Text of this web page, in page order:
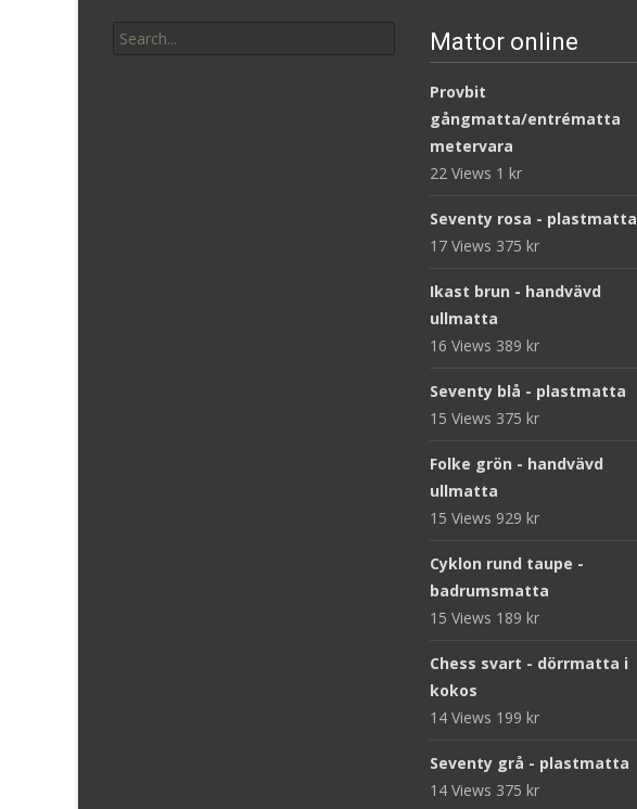
for:
Mattor online
Provbit
gångmatta/entrématta
metervara
22 Views 1 kr
Seventy rosa - plastmatta
17 Views 375 kr
Ikast brun - handvävd
ullmatta
16 Views 389 kr
Seventy blå - plastmatta
15 Views 375 kr
Folke grön - handvävd
ullmatta
15 Views 929 kr
Cyklon rund taupe -
badrumsmatta
15 Views 189 kr
Chess svart - dörrmatta i
kokos
14 Views 199 kr
Seventy grå - plastmatta
14 Views 375 kr